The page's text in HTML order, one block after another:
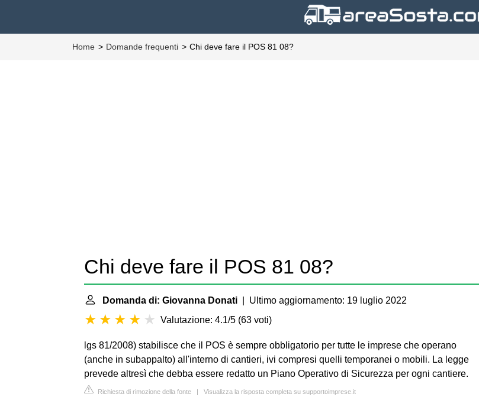
Home Domande frequenti Chi deve fare il POS 81 08?
Chi deve fare il POS 81 08?
Domanda di: Giovanna Donati | Ultimo aggiornamento: 19 luglio 2022
Valutazione: 4.1/5 (63 voti)
lgs 81/2008) stabilisce che il POS è sempre obbligatorio per tutte le imprese che operano
(anche in subappalto) all'interno di cantieri, ivi compresi quelli temporanei o mobili. La legge
prevede altresì che debba essere redatto un Piano Operativo di Sicurezza per ogni cantiere.
Richiesta di rimozione della fonte | Visualizza la risposta completa su supportoimprese.it